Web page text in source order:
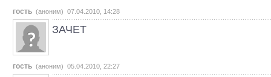
гость (аноним) 07.04.2010, 14:28
ЗАЧЕТ
гость (аноним) 05.04.2010, 22:27